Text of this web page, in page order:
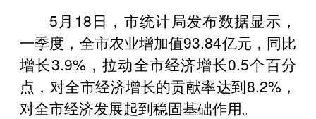
5月18日，市统计局发布数据显示，
一季度，全市农业增加值93.84亿元，同比
增长3.9%，拉动全市经济增长0.5个百分
点，对全市经济增长的贡献率达到8.2%，
对全市经济发展起到稳固基础作用。